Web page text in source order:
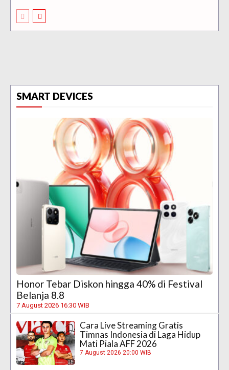
SMART DEVICES
Honor Tebar Diskon hingga 40% di Festival
Belanja 8.8
7 August 2026 16:30 WIB
Cara Live Streaming Gratis
Timnas Indonesia di Laga Hidup
Mati Piala AFF 2026
7 August 2026 20:00 WIB